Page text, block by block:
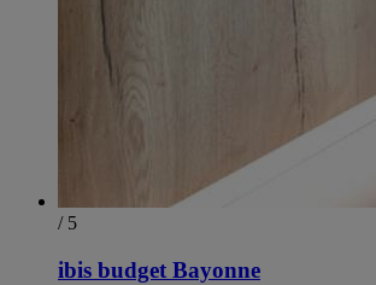
/ 5
ibis budget Bayonne